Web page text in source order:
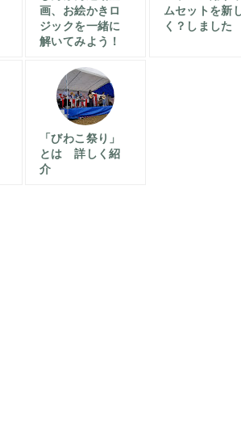
画、お絵かきロ
ジックを一緒に
解いてみよう！
ムセットを新
く？しました
「びわこ祭り」
とは 詳しく紹
介